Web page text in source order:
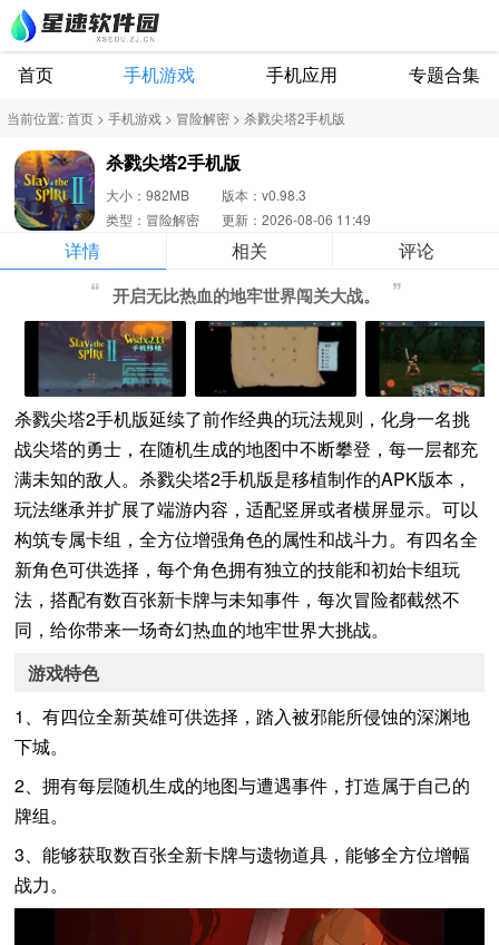
首页 手机游戏 手机应用 专题合集
当前位置:首页 > 手机游戏 > 冒险解密 > 杀戮尖塔2手机版
杀戮尖塔2手机版
大小：982MB
版本：v0.98.3
类型：冒险解密
更新：2026-08-06 11:49
详情 相关 评论
开启无比热血的地牢世界闯关大战。
杀戮尖塔2手机版延续了前作经典的玩法规则，化身一名挑
战尖塔的勇士，在随机生成的地图中不断攀登，每一层都充
满未知的敌人。杀戮尖塔2手机版是移植制作的APK版本，
玩法继承并扩展了端游内容，适配竖屏或者横屏显示。可以
构筑专属卡组，全方位增强角色的属性和战斗力。有四名全
新角色可供选择，每个角色拥有独立的技能和初始卡组玩
法，搭配有数百张新卡牌与未知事件，每次冒险都截然不
同，给你带来一场奇幻热血的地牢世界大挑战。
游戏特色
1、有四位全新英雄可供选择，踏入被邪能所侵蚀的深渊地
下城。
2、拥有每层随机生成的地图与遭遇事件，打造属于自己的
牌组。
3、能够获取数百张全新卡牌与遗物道具，能够全方位增幅
战力。